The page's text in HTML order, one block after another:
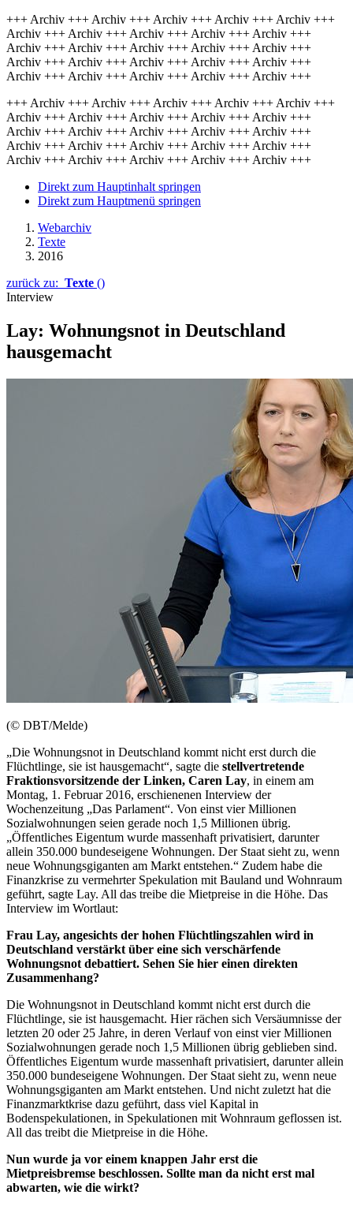
+++ Archiv +++ Archiv +++ Archiv +++ Archiv +++ Archiv +++
Archiv +++ Archiv +++ Archiv +++ Archiv +++ Archiv +++
Archiv +++ Archiv +++ Archiv +++ Archiv +++ Archiv +++
Archiv +++ Archiv +++ Archiv +++ Archiv +++ Archiv +++
Archiv +++ Archiv +++ Archiv +++ Archiv +++ Archiv +++
+++ Archiv +++ Archiv +++ Archiv +++ Archiv +++ Archiv +++
Archiv +++ Archiv +++ Archiv +++ Archiv +++ Archiv +++
Archiv +++ Archiv +++ Archiv +++ Archiv +++ Archiv +++
Archiv +++ Archiv +++ Archiv +++ Archiv +++ Archiv +++
Archiv +++ Archiv +++ Archiv +++ Archiv +++ Archiv +++
Direkt zum Hauptinhalt springen
Direkt zum Hauptmenü springen
Webarchiv
Texte
2016
zurück zu: Texte ()
Interview
Lay: Wohnungsnot in Deutschland
hausgemacht
(© DBT/Melde)
„Die Wohnungsnot in Deutschland kommt nicht erst durch die
Flüchtlinge, sie ist hausgemacht“, sagte die stellvertretende
Fraktionsvorsitzende der Linken, Caren Lay, in einem am
Montag, 1. Februar 2016, erschienenen Interview der
Wochenzeitung „Das Parlament“. Von einst vier Millionen
Sozialwohnungen seien gerade noch 1,5 Millionen übrig.
„Öffentliches Eigentum wurde massenhaft privatisiert, darunter
allein 350.000 bundeseigene Wohnungen. Der Staat sieht zu, wenn
neue Wohnungsgiganten am Markt entstehen.“ Zudem habe die
Finanzkrise zu vermehrter Spekulation mit Bauland und Wohnraum
geführt, sagte Lay. All das treibe die Mietpreise in die Höhe. Das
Interview im Wortlaut:
Frau Lay, angesichts der hohen Flüchtlingszahlen wird in
Deutschland verstärkt über eine sich verschärfende
Wohnungsnot debattiert. Sehen Sie hier einen direkten
Zusammenhang?
Die Wohnungsnot in Deutschland kommt nicht erst durch die
Flüchtlinge, sie ist hausgemacht. Hier rächen sich Versäumnisse der
letzten 20 oder 25 Jahre, in deren Verlauf von einst vier Millionen
Sozialwohnungen gerade noch 1,5 Millionen übrig geblieben sind.
Öffentliches Eigentum wurde massenhaft privatisiert, darunter allein
350.000 bundeseigene Wohnungen. Der Staat sieht zu, wenn neue
Wohnungsgiganten am Markt entstehen. Und nicht zuletzt hat die
Finanzmarktkrise dazu geführt, dass viel Kapital in
Bodenspekulationen, in Spekulationen mit Wohnraum geflossen ist.
All das treibt die Mietpreise in die Höhe.
Nun wurde ja vor einem knappen Jahr erst die
Mietpreisbremse beschlossen. Sollte man da nicht erst mal
abwarten, wie die wirkt?